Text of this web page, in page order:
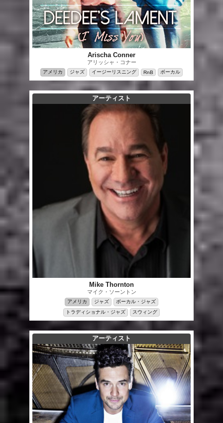
Arischa Conner
アリッシャ・コナー
アメリカ ジャズ イージーリスニング RnB ボーカル
アーティスト
Mike Thornton
マイク・ソーントン
アメリカ ジャズ
ボーカル・ジャズ
トラディショナル・ジャズ
スウィング
アーティスト